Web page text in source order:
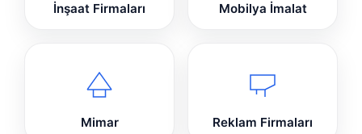
İnşaat Firmaları Mobilya İmalat
Mimar Reklam Firmaları